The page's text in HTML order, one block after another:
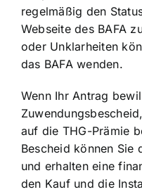
regelmäßig den
Webseite des BAFA
oder Unklarheiten
das BAFA wenden.
Wenn Ihr Antrag
auf die THG-Prämie
Bescheid können Sie
und erhalten eine
den Kauf und die